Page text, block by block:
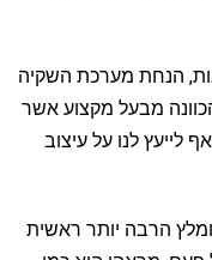
הנחת מערכת השקיה
מבעל מקצוע אשר
לייעץ לנו על עיצוב
הרבה יותר ראשית